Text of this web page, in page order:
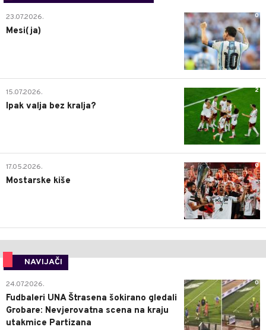
0
23.07.2026.
Mesi(ja)
2
15.07.2026.
Ipak valja bez kralja?
0
17.05.2026.
Mostarske kiše
NAVIJAČI
0
24.07.2026.
Fudbaleri UNA Štrasena šokirano gledali
Grobare: Nevjerovatna scena na kraju
utakmice Partizana